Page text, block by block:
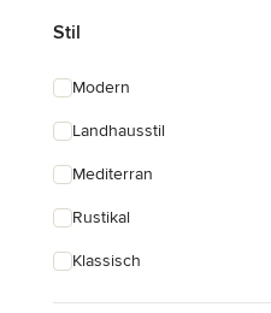
Stil
Modern
Landhausstil
Mediterran
Rustikal
Klassisch